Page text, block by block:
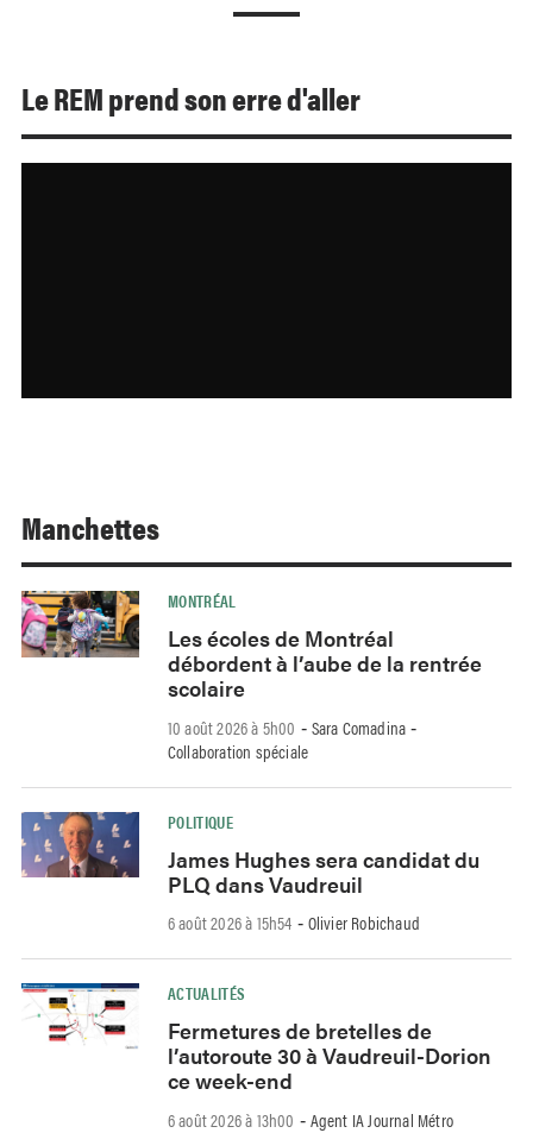
Le REM prend son erre d'aller
Manchettes
MONTRÉAL
Les écoles de Montréal
débordent à l’aube de la rentrée
scolaire
10 août 2026 à 5h00 - Sara Comadina -
Collaboration spéciale
POLITIQUE
James Hughes sera candidat du
PLQ dans Vaudreuil
6 août 2026 à 15h54 - Olivier Robichaud
ACTUALITÉS
Fermetures de bretelles de
l’autoroute 30 à Vaudreuil-Dorion
ce week-end
6 août 2026 à 13h00 - Agent IA Journal Métro